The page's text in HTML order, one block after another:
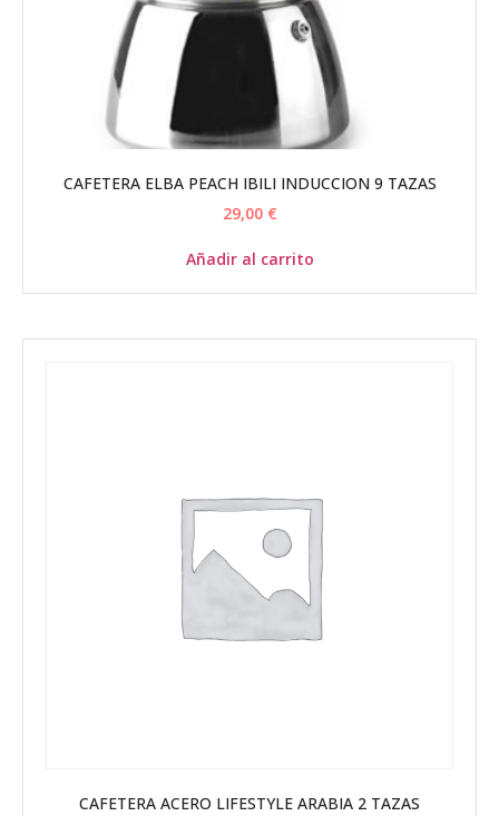
CAFETERA ELBA PEACH IBILI INDUCCION 9 TAZAS
29,00 €
Añadir al carrito
CAFETERA ACERO LIFESTYLE ARABIA 2 TAZAS